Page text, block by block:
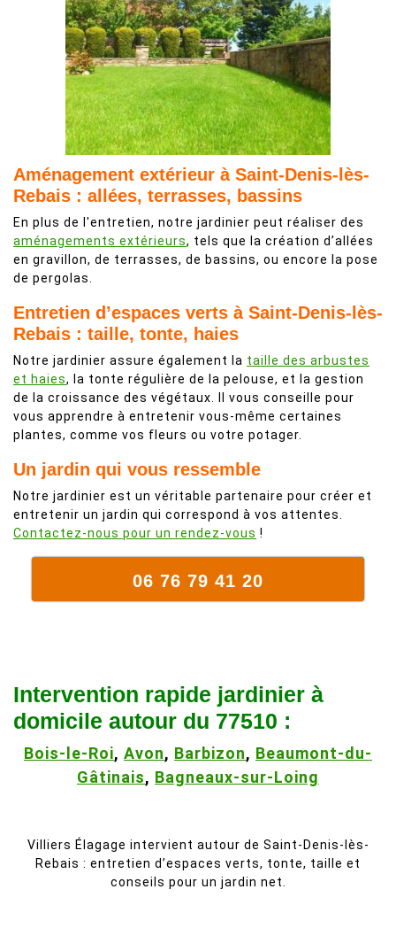
Aménagement extérieur à Saint-Denis-lès-
Rebais : allées, terrasses, bassins
En plus de l'entretien, notre jardinier peut réaliser des
aménagements extérieurs, tels que la création d’allées
en gravillon, de terrasses, de bassins, ou encore la pose
de pergolas.
Entretien d’espaces verts à Saint-Denis-lès-
Rebais : taille, tonte, haies
Notre jardinier assure également la taille des arbustes
et haies, la tonte régulière de la pelouse, et la gestion
de la croissance des végétaux. Il vous conseille pour
vous apprendre à entretenir vous-même certaines
plantes, comme vos fleurs ou votre potager.
Un jardin qui vous ressemble
Notre jardinier est un véritable partenaire pour créer et
entretenir un jardin qui correspond à vos attentes.
Contactez-nous pour un rendez-vous !
06 76 79 41 20
Intervention rapide jardinier à
domicile autour du 77510 :
Bois-le-Roi, Avon, Barbizon, Beaumont-du-
Gâtinais, Bagneaux-sur-Loing
Villiers Élagage intervient autour de Saint-Denis-lès-
Rebais : entretien d’espaces verts, tonte, taille et
conseils pour un jardin net.